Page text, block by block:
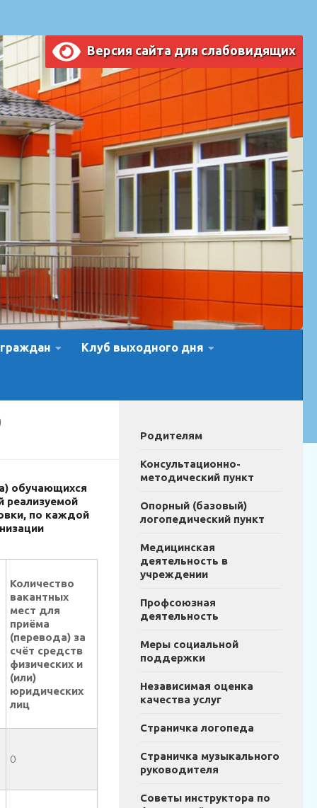
Версия сайта для слабовидящих
Клуб выходного дня
обучающихся
реализуемой
по каждой
Количество
вакантных
мест для
приёма
(перевода) за
счёт средств
физических и
(или)
юридических
лиц
0
Родителям
Консультационно-
методический пункт
Опорный (базовый)
логопедический пункт
Медицинская
деятельность в
учреждении
Профсоюзная
деятельность
Меры социальной
поддержки
Независимая оценка
качества услуг
Страничка логопеда
Страничка музыкального
руководителя
Советы инструктора по